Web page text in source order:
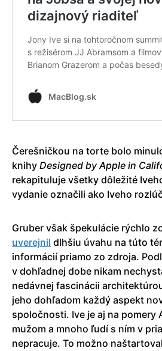
Čerešničkou na torte bolo
knihy Designed by Apple in
rekapituluje všetky dôležité
vydanie označili ako Iveho
Gruber však špekulácie rýchlo
uverejnil dlhšiu úvahu na túto
informácií priamo zo zdroja.
v dohľadnej dobe nikam
nedávnej fascinácii
jeho dohľadom každý aspekt
spoločnosti. Ive je aj na pomery
mužom a mnoho ľudí s ním v
nepracuje. To možno